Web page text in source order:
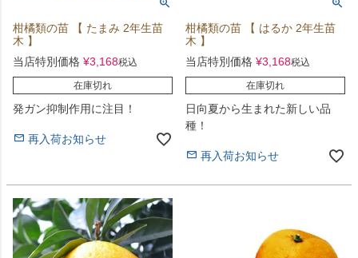
柑橘類の苗 【 たまみ 2年生苗
木 】
当店特別価格 ¥3,168税込
在庫切れ
発ガン抑制作用に注目！
再入荷お知らせ
柑橘類の苗 【 はるか 2年生苗
木 】
当店特別価格 ¥3,168税込
在庫切れ
日向夏から生まれた新しい品
種！
再入荷お知らせ